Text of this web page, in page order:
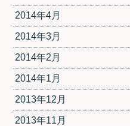
2014年4月
2014年3月
2014年2月
2014年1月
2013年12月
2013年11月